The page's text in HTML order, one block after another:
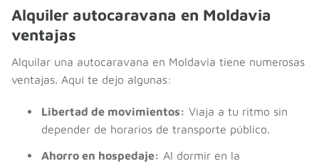
Alquiler autocaravana en Moldavia
ventajas
Alquilar una autocaravana en Moldavia tiene numerosas
ventajas. Aquí te dejo algunas:
Libertad de movimientos: Viaja a tu ritmo sin
depender de horarios de transporte público.
Ahorro en hospedaje: Al dormir en la